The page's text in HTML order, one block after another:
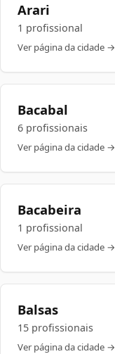
Arari
1 profissional
Ver página da cidade →
Bacabal
6 profissionais
Ver página da cidade →
Bacabeira
1 profissional
Ver página da cidade →
Balsas
15 profissionais
Ver página da cidade →